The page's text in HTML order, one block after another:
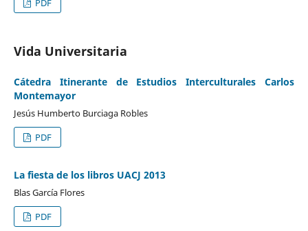
PDF
Vida Universitaria
Cátedra Itinerante de Estudios Interculturales Carlos
Montemayor
Jesús Humberto Burciaga Robles
PDF
La fiesta de los libros UACJ 2013
Blas García Flores
PDF